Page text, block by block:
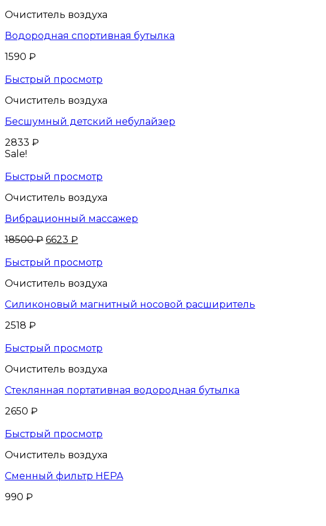
Очиститель воздуха
Водородная спортивная бутылка
1590 ₽
Быстрый просмотр
Очиститель воздуха
Бесшумный детский небулайзер
2833 ₽
Sale!
Быстрый просмотр
Очиститель воздуха
Вибрационный массажер
18500₽ 6623 ₽
Быстрый просмотр
Очиститель воздуха
Силиконовый магнитный носовой расширитель
2518 ₽
Быстрый просмотр
Очиститель воздуха
Стеклянная портативная водородная бутылка
2650 ₽
Быстрый просмотр
Очиститель воздуха
Сменный фильтр HEPA
990 ₽